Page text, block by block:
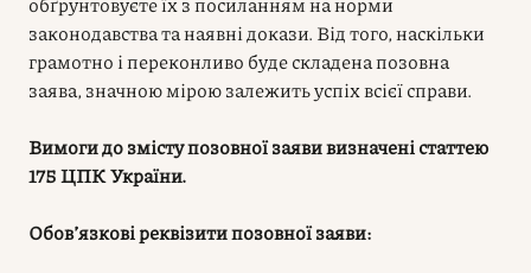
законодавства та наявні докази. Від того, наскільки
грамотно і переконливо буде складена позовна
заява, значною мірою залежить успіх всієї справи.
Вимоги до змісту позовної заяви визначені статтею
175 ЦПК України.
Обов’язкові реквізити позовної заяви: